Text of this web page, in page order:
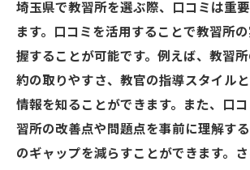
埼玉県で教習所を選ぶ際、口コミは重
ます。口コミを活用することで教習所
握することが可能です。例えば、教習
約の取りやすさ、教官の指導スタイル
情報を知ることができます。また、口
習所の改善点や問題点を事前に理解す
のギャップを減らすことができます。